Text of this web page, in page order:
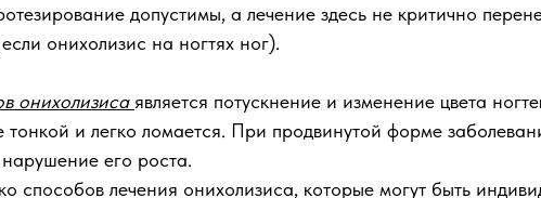
допустимы, а лечение здесь не критично
онихолизис на ногтях ног).
онихолизиса является потускнение и изменение цвета
тонкой и легко ломается. При продвинутой форме
его роста.
способов лечения онихолизиса, которые могут быть